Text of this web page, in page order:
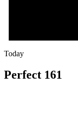
Today
Perfect 161